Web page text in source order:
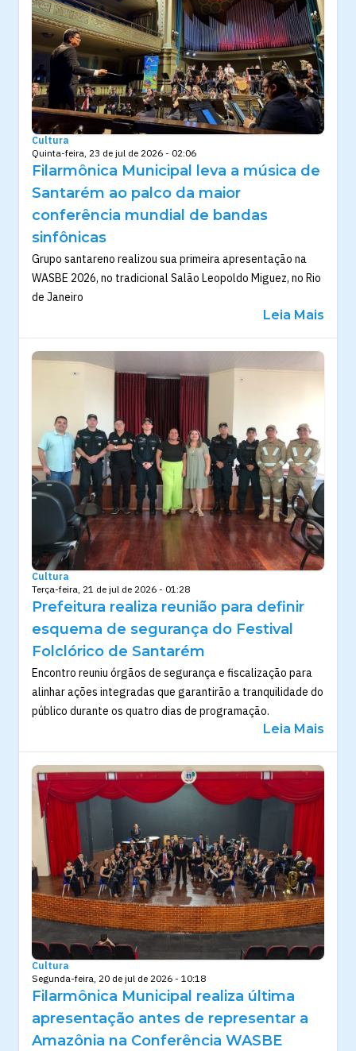
Cultura
Quinta-feira, 23 de jul de 2026 - 02:06
Filarmônica Municipal leva a música de
Santarém ao palco da maior
conferência mundial de bandas
sinfônicas
Grupo santareno realizou sua primeira apresentação na
WASBE 2026, no tradicional Salão Leopoldo Miguez, no Rio
de Janeiro
Leia Mais
Cultura
Terça-feira, 21 de jul de 2026 - 01:28
Prefeitura realiza reunião para definir
esquema de segurança do Festival
Folclórico de Santarém
Encontro reuniu órgãos de segurança e fiscalização para
alinhar ações integradas que garantirão a tranquilidade do
público durante os quatro dias de programação.
Leia Mais
Cultura
Segunda-feira, 20 de jul de 2026 - 10:18
Filarmônica Municipal realiza última
apresentação antes de representar a
Amazônia na Conferência WASBE